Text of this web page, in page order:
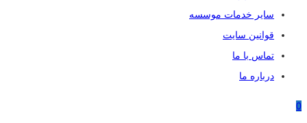
سایر خدمات موسسه
قوانین سایت
تماس با ما
درباره ما
0